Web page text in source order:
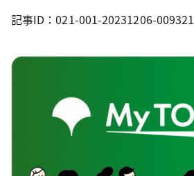
記事ID：021-001-20231206-009321